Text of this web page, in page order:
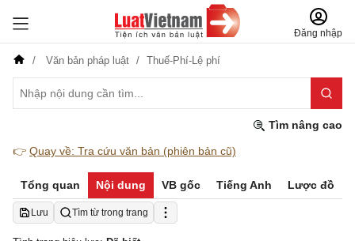
Đăng nhập
Văn bản pháp luật Thuế-Phí-Lệ phí
Tìm nâng cao
👉 Quay về: Tra cứu văn bản (phiên bản cũ)
Tổng quan Nội dung VB gốc Tiếng Anh Lược đồ
Lưu Tìm từ trong trang